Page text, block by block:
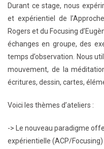
Durant ce stage, nous
et expérientiel de
Rogers et du Focusing
échanges en groupe, des
temps d’observation. Nous
mouvement, de la
écritures, dessin, cartes,
Voici les thèmes d’ateliers :
-> Le nouveau paradigme
expérientielle (ACP/Focusing)